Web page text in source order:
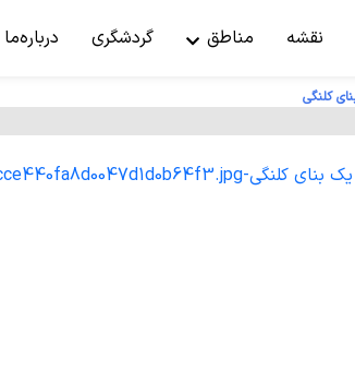
نقشه مناطق گردشگری درباره‌ما
کلنگی